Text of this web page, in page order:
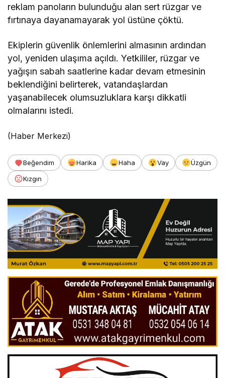
reklam panoların bulunduğu alan sert rüzgar ve
fırtınaya dayanamayarak yol üstüne çöktü.
Ekiplerin güvenlik önlemlerini almasının ardından
yol, yeniden ulaşıma açıldı. Yetkililer, rüzgar ve
yağışın sabah saatlerine kadar devam etmesinin
beklendiğini belirterek, vatandaşlardan
yaşanabilecek olumsuzluklara karşı dikkatli
olmalarını istedi.
(Haber Merkezi)
Beğendim Harika Haha Vay
Üzgün
Kızgın